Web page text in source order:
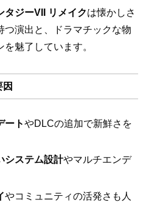
タジーVII リメイクは懐かしさ
つ演出と、ドラマチックな物
魅了しています。
ートやDLCの追加で新鮮さを
システム設計やマルチエンデ
やコミュニティの活発さも人